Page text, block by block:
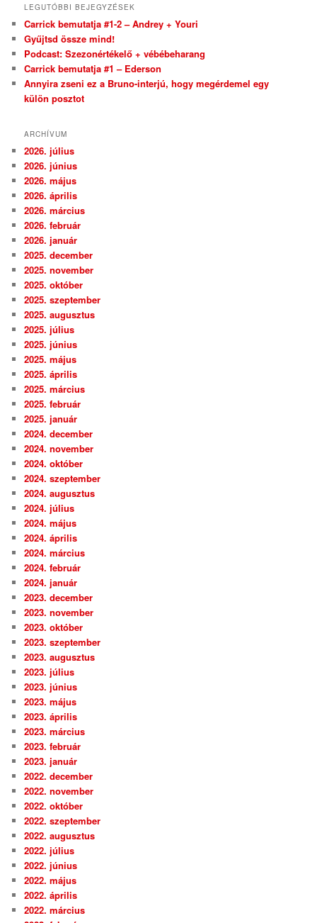
LEGUTÓBBI BEJEGYZÉSEK
Carrick bemutatja #1-2 – Andrey + Youri
Gyűjtsd össze mind!
Podcast: Szezonértékelő + vébébeharang
Carrick bemutatja #1 – Ederson
Annyira zseni ez a Bruno-interjú, hogy megérdemel egy
külön posztot
ARCHÍVUM
2026. július
2026. június
2026. május
2026. április
2026. március
2026. február
2026. január
2025. december
2025. november
2025. október
2025. szeptember
2025. augusztus
2025. július
2025. június
2025. május
2025. április
2025. március
2025. február
2025. január
2024. december
2024. november
2024. október
2024. szeptember
2024. augusztus
2024. július
2024. május
2024. április
2024. március
2024. február
2024. január
2023. december
2023. november
2023. október
2023. szeptember
2023. augusztus
2023. július
2023. június
2023. május
2023. április
2023. március
2023. február
2023. január
2022. december
2022. november
2022. október
2022. szeptember
2022. augusztus
2022. július
2022. június
2022. május
2022. április
2022. március